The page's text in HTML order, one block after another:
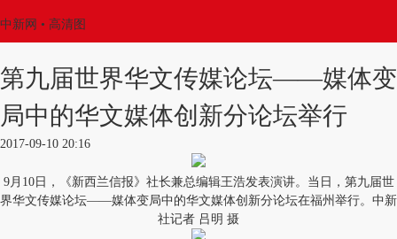
中新网 • 高清图
第九届世界华文传媒论坛——媒体变
局中的华文媒体创新分论坛举行
2017-09-10 20:16
9月10日，《新西兰信报》社长兼总编辑王浩发表演讲。当日，第九届世
界华文传媒论坛——媒体变局中的华文媒体创新分论坛在福州举行。中新
社记者 吕明 摄